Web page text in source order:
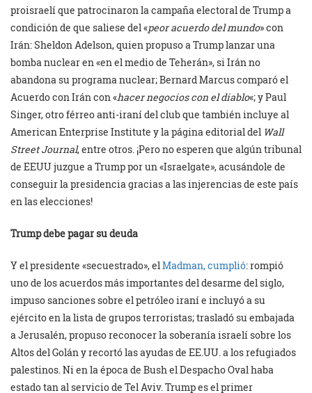
proisraelí que patrocinaron la campaña electoral de Trump a
condición de que saliese del «peor acuerdo del mundo» con
Irán: Sheldon Adelson, quien propuso a Trump lanzar una
bomba nuclear en «en el medio de Teherán», si Irán no
abandona su programa nuclear; Bernard Marcus comparó el
Acuerdo con Irán con «hacer negocios con el diablo«; y Paul
Singer, otro férreo anti-iraní del club que también incluye al
American Enterprise Institute y la página editorial del Wall
Street Journal, entre otros. ¡Pero no esperen que algún tribunal
de EEUU juzgue a Trump por un «Israelgate», acusándole de
conseguir la presidencia gracias a las injerencias de este país
en las elecciones!
Trump debe pagar su deuda
Y el presidente «secuestrado», elMadman, cumplió: rompió
uno de los acuerdos más importantes del desarme del siglo,
impuso sanciones sobre el petróleo iraní e incluyó a su
ejército en la lista de grupos terroristas; trasladó su embajada
a Jerusalén, propuso reconocer la soberanía israelí sobre los
Altos del Golán y recortó las ayudas de EE.UU. a los refugiados
palestinos. Ni en la época de Bush el Despacho Oval haba
estado tan al servicio de Tel Aviv. Trump es el primer